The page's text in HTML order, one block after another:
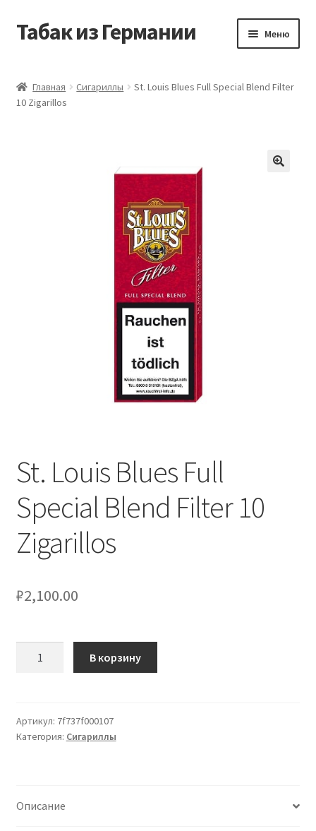
Перейти
Перейти
Табак из Германии Меню
Аккаунт
Главная Сигариллы
St. Louis Blues Full Special Blend Filter
10 Zigarillos
St. Louis Blues Full
Special Blend Filter 10
Zigarillos
₽2,100.00
Blues
Full
10
В корзину
Артикул: 7f737f000107
Категория: Сигариллы
Описание